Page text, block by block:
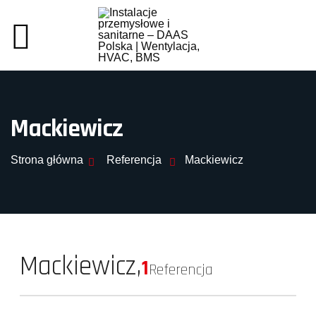
Mackiewicz
Strona główna Referencja Mackiewicz
Mackiewicz,1Referencja